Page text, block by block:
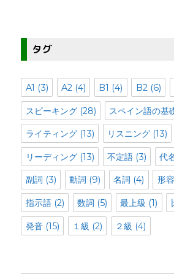
タグ
A1 (3) A2 (4) B1 (4) B2(6)
スピーキング(28) スペイン語の基
ライティング(13) リスニング (13)
リーディング(13) 不定語 (3) 代
副詞 (3) 動詞 (9) 名詞 (4) 形
指示語(2) 数詞 (5) 最上級 (1)
発音(15) １級 (2) ２級 (4)